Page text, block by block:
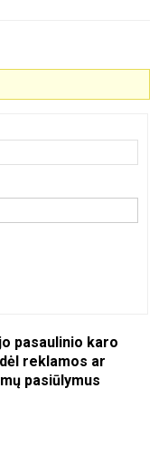
pasaulinio karo
reklamos ar
pasiūlymus